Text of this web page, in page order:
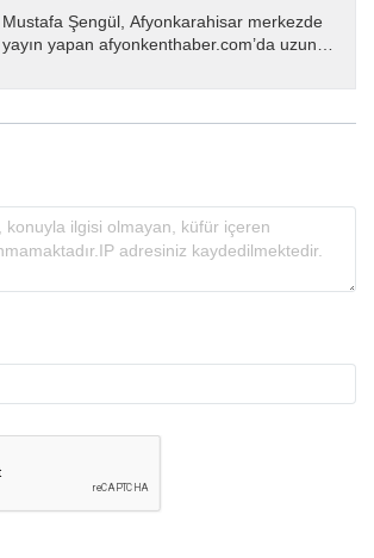
Mustafa Şengül, Afyonkarahisar merkezde
yayın yapan afyonkenthaber.com’da uzun
almakta, haber akışı...